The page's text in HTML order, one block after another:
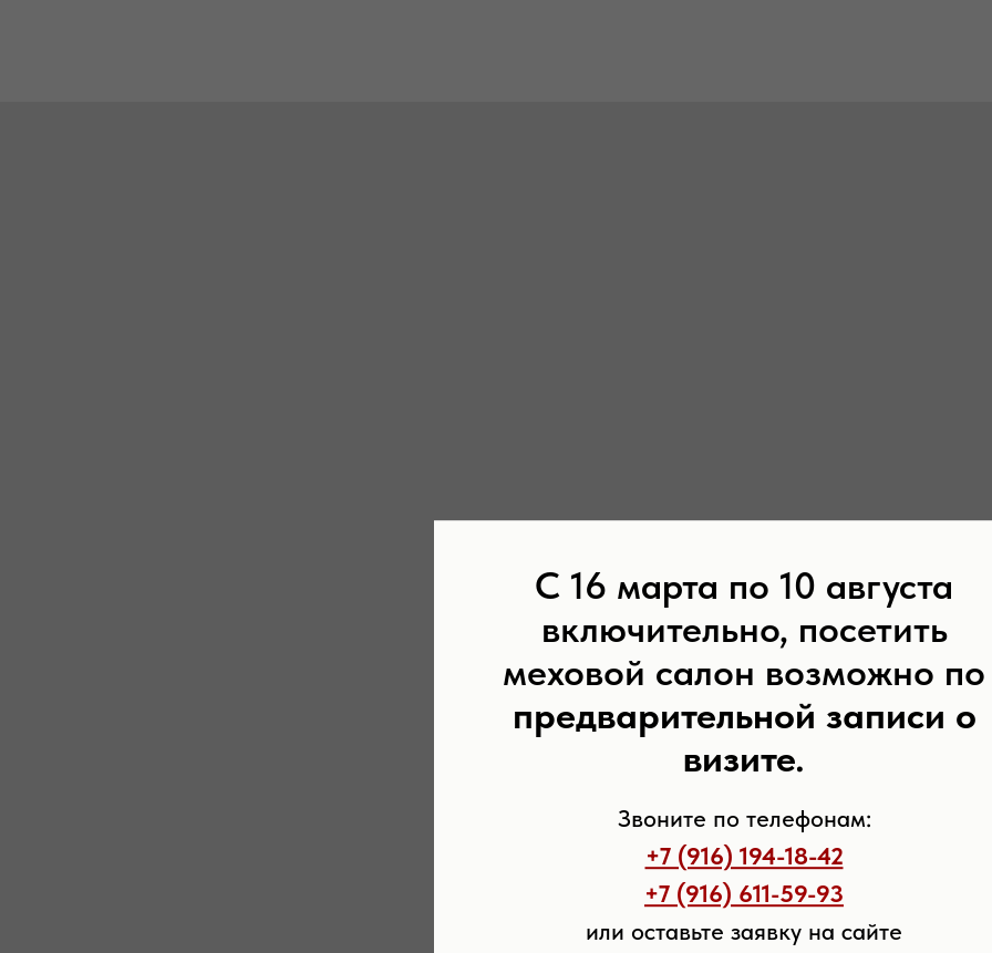
С 16 марта по 10 августа
включительно, посетить
меховой салон возможно по
предварительной записи о
визите.
Звоните по телефонам:
+7 (916) 194-18-42
+7 (916) 611-59-93
или оставьте заявку на сайте